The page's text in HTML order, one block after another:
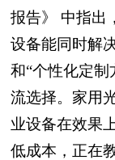
报告》 中指出
设备能同时解
和“个性化定
流选择。家用
业设备在效果
低成本，正在